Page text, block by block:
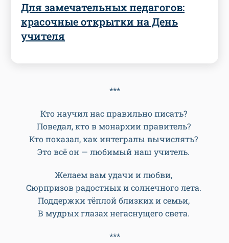
Для замечательных педагогов:
красочные открытки на День
учителя
***
Кто научил нас правильно писать?
Поведал, кто в монархии правитель?
Кто показал, как интегралы вычислять?
Это всё он — любимый наш учитель.
Желаем вам удачи и любви,
Сюрпризов радостных и солнечного лета.
Поддержки тёплой близких и семьи,
В мудрых глазах негаснущего света.
***